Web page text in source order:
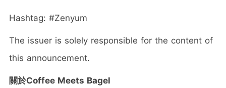
Hashtag: #Zenyum
The issuer is solely responsible for the content of
this announcement.
關於Coffee Meets Bagel